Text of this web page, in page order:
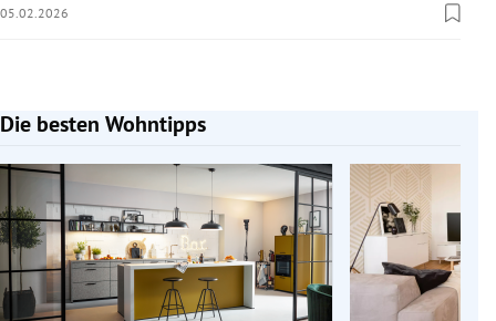
05.02.2026
Die besten Wohntipps
Slide 1 von 10